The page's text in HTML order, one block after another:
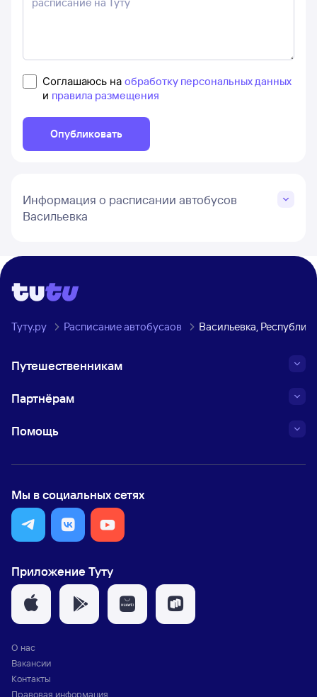
Соглашаюсь на обработку персональных данных
и правила размещения
Опубликовать
Информация о расписании автобусов
Васильевка
Туту.ру Расписание автобусаов Васильевка,
Путешественникам
Партнёрам
Помощь
Мы в социальных сетях
Приложение Туту
О нас
Вакансии
Контакты
Правовая информация